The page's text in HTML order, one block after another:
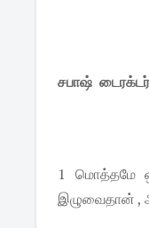
சபாஷ்
1 மொத்தமே
இழுவைதான் ,